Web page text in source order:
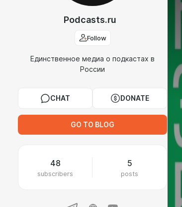
Podcasts.ru
Follow
Единственное медиа о подкастах в
России
CHAT DONATE
GO TO BLOG
48
subscribers
5
posts